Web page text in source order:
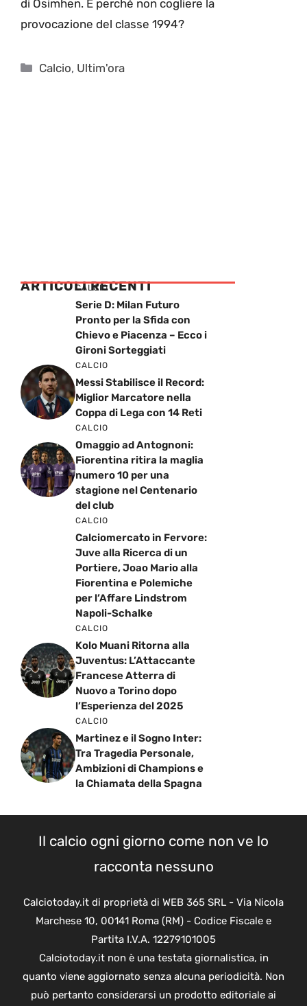
di Osimhen. E perché non cogliere la
provocazione del classe 1994?
Categorie
Calcio, Ultim'ora
ARTICOLI RECENTI
CALCIO
Serie D: Milan Futuro
Pronto per la Sfida con
Chievo e Piacenza – Ecco i
Gironi Sorteggiati
CALCIO
Messi Stabilisce il Record:
Miglior Marcatore nella
Coppa di Lega con 14 Reti
CALCIO
Omaggio ad Antognoni:
Fiorentina ritira la maglia
numero 10 per una
stagione nel Centenario
del club
CALCIO
Calciomercato in Fervore:
Juve alla Ricerca di un
Portiere, Joao Mario alla
Fiorentina e Polemiche
per l’Affare Lindstrom
Napoli-Schalke
CALCIO
Kolo Muani Ritorna alla
Juventus: L’Attaccante
Francese Atterra di
Nuovo a Torino dopo
l’Esperienza del 2025
CALCIO
Martinez e il Sogno Inter:
Tra Tragedia Personale,
Ambizioni di Champions e
la Chiamata della Spagna
Il calcio ogni giorno come non ve lo
racconta nessuno
Calciotoday.it di proprietà di WEB 365 SRL - Via Nicola
Marchese 10, 00141 Roma (RM) - Codice Fiscale e
Partita I.V.A. 12279101005
Calciotoday.it non è una testata giornalistica, in
quanto viene aggiornato senza alcuna periodicità. Non
può pertanto considerarsi un prodotto editoriale ai